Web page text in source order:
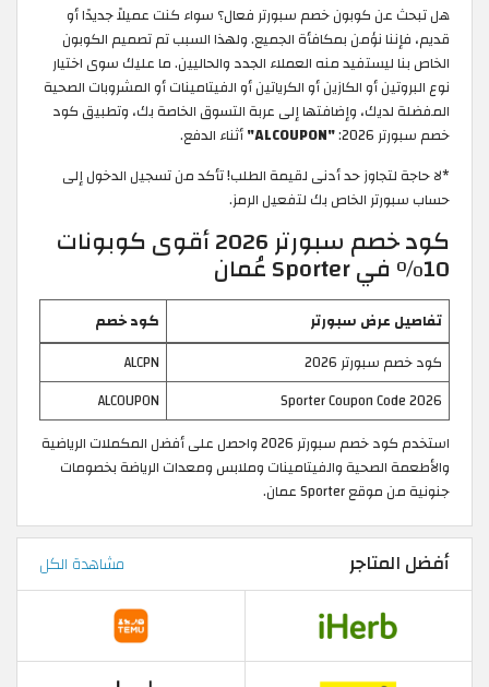
هل تبحث عن كوبون خصم سبورتر فعال؟ سواء كنت عميلاً جديدًا أو
قديم، فإننا نؤمن بمكافأة الجميع. ولهذا السبب تم تصميم الكوبون
الخاص بنا ليستفيد منه العملاء الجدد والحاليين. ما عليك سوى اختيار
نوع البروتين أو الكازين أو الكرياتين أو الفيتامينات أو المشروبات الصحية
المفضلة لديك، وإضافتها إلى عربة التسوق الخاصة بك، وتطبيق كود
خصم سبورتر 2026:
"ALCOUPON"
أثناء الدفع.
*لا حاجة لتجاوز حد أدنى لقيمة الطلب! تأكد من تسجيل الدخول إلى
حساب سبورتر الخاص بك لتفعيل الرمز.
كود خصم سبورتر 2026 أقوى كوبونات
10% في Sporter عُمان
تفاصيل عرض سبورتر
كود خصم
كود خصم سبورتر 2026
ALCPN
Sporter Coupon Code 2026
ALCOUPON
استخدم كود خصم سبورتر 2026 واحصل على أفضل المكملات الرياضية
والأطعمة الصحية والفيتامينات وملابس ومعدات الرياضة بخصومات
جنونية من موقع Sporter عمان.
أفضل المتاجر مشاهدة الكل